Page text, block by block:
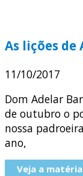
As lições de
11/10/2017
Dom Adelar
de outubro o
nossa
ano,
Veja a